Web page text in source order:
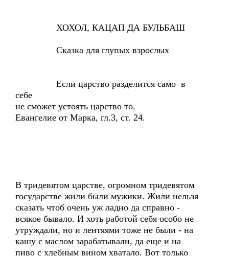
ХОХОЛ, КАЦАП ДА БУЛЬБАШ
Сказка для глупых взрослых
Если царство разделится само в
себе
не сможет устоять царство то.
Евангелие от Марка, гл.3, cт. 24.
В тридевятом царстве, огромном тридевятом
государстве жили были мужики. Жили нельзя
сказать чтоб очень уж ладно да справно -
всякое бывало. И хоть работой себя особо не
утруждали, но и лентяями тоже не были - на
кашу с маслом зарабатывали, да еще и на
пиво с хлебным вином хватало. Вот только